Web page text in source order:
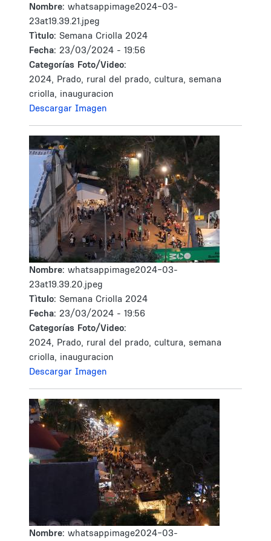
Nombre: whatsappimage2024-03-
23at19.39.21.jpeg
Tìtulo: Semana Criolla 2024
Fecha: 23/03/2024 - 19:56
Categorías Foto/Video:
2024, Prado, rural del prado, cultura, semana
criolla, inauguracion
Descargar Imagen
Nombre: whatsappimage2024-03-
23at19.39.20.jpeg
Tìtulo: Semana Criolla 2024
Fecha: 23/03/2024 - 19:56
Categorías Foto/Video:
2024, Prado, rural del prado, cultura, semana
criolla, inauguracion
Descargar Imagen
Nombre: whatsappimage2024-03-